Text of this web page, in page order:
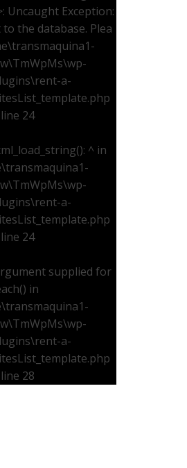
Uncaught Exception:
the database. Plea
a-
24
^ in
a-
24
supplied for
in
a-
28